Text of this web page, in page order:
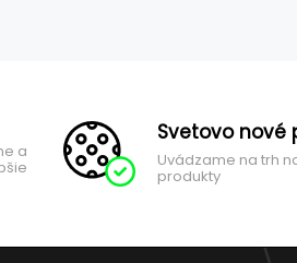
a
Svetovo nové
Uvádzame na trh
produkty